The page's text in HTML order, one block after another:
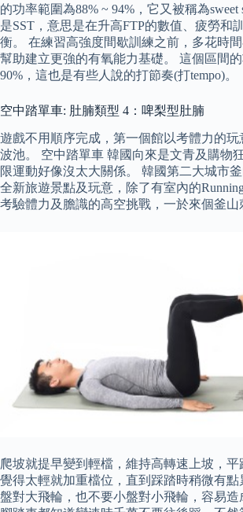
的功率範圍為88% ~ 94%，它又被稱為sweet
是SST，意思是在升高FTP的數值、疲勞和
衡。 在練習高強度間歇訓練之前，多花時
幫助建立更強的有氧能力基礎。 這個區間
90%，這也是有些人說的打節奏(打tempo)。
空中踏單車: 肚腩類型 4：啤梨型肚腩
遊戲不用順序完成，第一個館以考體力的
波池。 空中踏單車 韓國向來是文青及購物
限運動好像沒太大關係。 韓國第二大城市
全新旅遊景點及玩意，除了有室內的
考驗體力及膽識的高空挑戰，一於來個釜山
爬坡就提早變到輕檔，維持高轉速上坡，平
覺得太輕就加重檔位，直到踩踏時稍微有點
盤對大飛輪，也不要小盤對小飛輪，容易造